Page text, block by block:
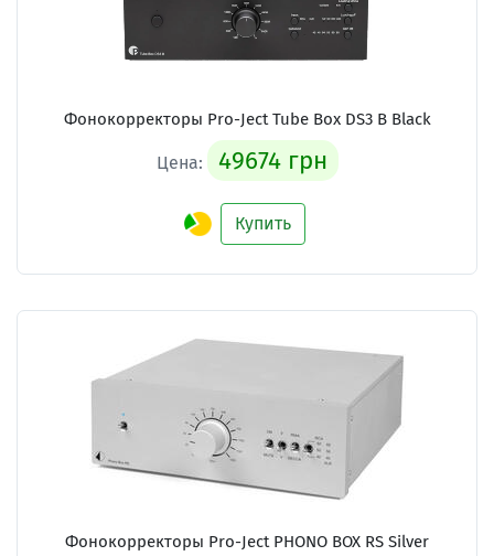
Фонокорректоры Pro-Ject Tube Box DS3 B Black
Цена: 49674 грн
Купить
Фонокорректоры Pro-Ject PHONO BOX RS Silver